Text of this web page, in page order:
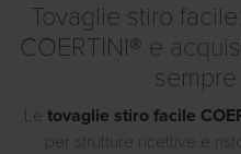
p
r
e
z
Tovaglie stiro
COERTINI® e
Le tovaglie stiro facile
per strutture ricettive e